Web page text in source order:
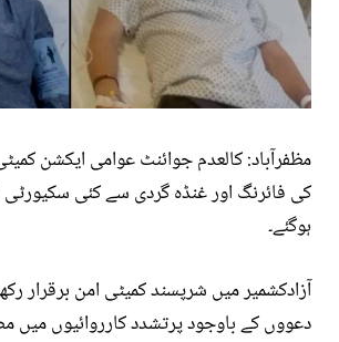
مظفرآباد: کالعدم جوائنٹ عوامی ایکشن
کی فائرنگ اور غنڈہ گردی سے کئی سکیورٹی
ہوگئے۔
آزادکشمیر میں شرپسند کمیٹی امن برقرار
دعووں کے باوجود پرتشدد کارروائیوں میں